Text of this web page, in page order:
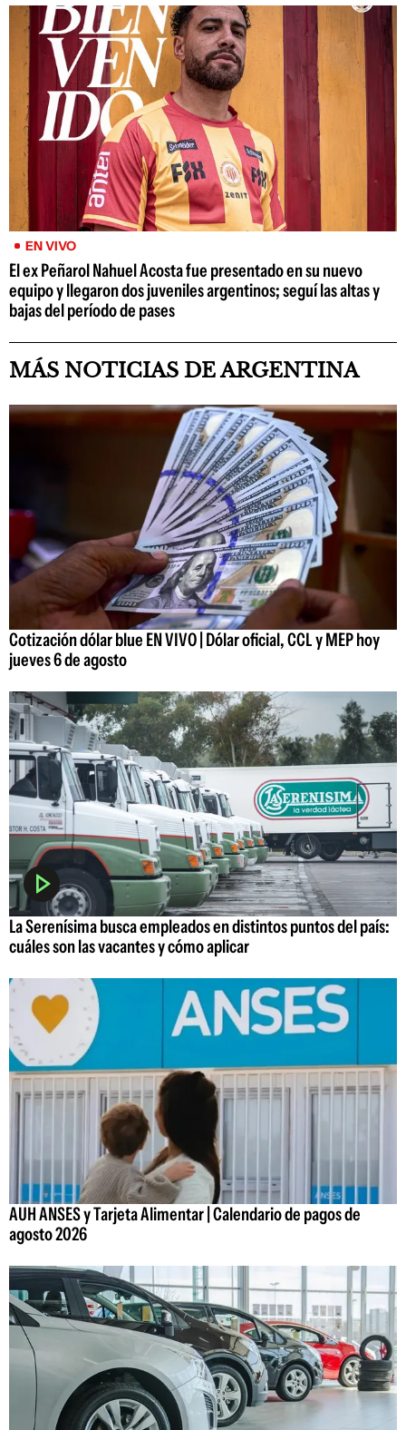
EN VIVO
El ex Peñarol Nahuel Acosta fue presentado en su nuevo
equipo y llegaron dos juveniles argentinos; seguí las altas y
bajas del período de pases
MÁS NOTICIAS DE ARGENTINA
Cotización dólar blue EN VIVO | Dólar oficial, CCL y MEP hoy
jueves 6 de agosto
La Serenísima busca empleados en distintos puntos del país:
cuáles son las vacantes y cómo aplicar
AUH ANSES y Tarjeta Alimentar | Calendario de pagos de
agosto 2026